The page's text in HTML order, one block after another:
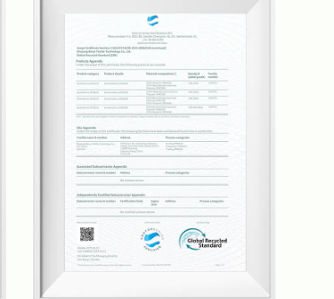
de livraison. Avec une équipe de plus de
développons chaque trimestre de
fonction des tendances du marché et
services personnalisés en fonction des
Nos tapis et moquettes conviennent à
les salons, les chambres, les salles de
sorties, et plus encore. Nous sommes
haute qualité et un excellent service
devenir l'un des principaux fabricants
et même dans le monde.